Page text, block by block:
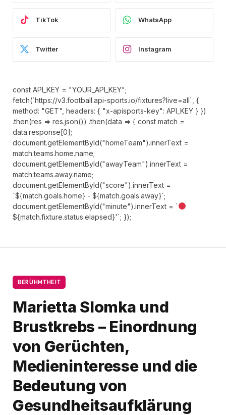
TikTok WhatsApp
Twitter Instagram
const API_KEY = "YOUR_API_KEY";
fetch(`https://v3.football.api-sports.io/fixtures?live=all`, {
method: "GET", headers: { "x-apisports-key": API_KEY } })
.then(res => res.json()) .then(data => { const match =
data.response[0];
document.getElementById("homeTeam").innerText =
match.teams.home.name;
document.getElementById("awayTeam").innerText =
match.teams.away.name;
document.getElementById("score").innerText =
`${match.goals.home} - ${match.goals.away}`;
document.getElementById("minute").innerText = `
${match.fixture.status.elapsed}'`; });
BERÜHMTHEIT
Marietta Slomka und
Brustkrebs – Einordnung
von Gerüchten,
Medieninteresse und die
Bedeutung von
Gesundheitsaufklärung